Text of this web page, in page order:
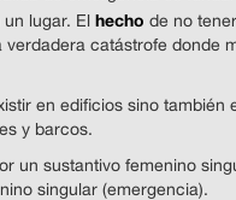
lugar. El hecho de no
catástrofe donde
en edificios sino también
y barcos.
un sustantivo femenino
singular (emergencia).